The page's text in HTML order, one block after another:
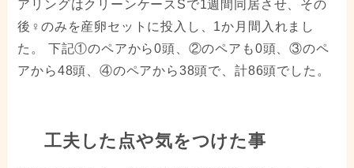
アリングはクリーンケースSで1週間同居させ、その
後♀のみを産卵セットに投入し、1か月間入れまし
た。 下記①のペアから0頭、②のペアも0頭、③のペ
アから48頭、④のペアから38頭で、計86頭でした。
工夫した点や気をつけた事